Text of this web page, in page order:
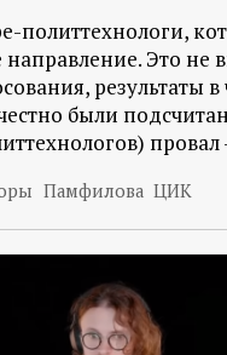
политтехнологи,
направление. Это
результаты
были
Памфилова ЦИК